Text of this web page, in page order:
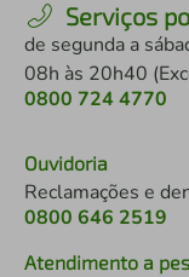
Serviços
de segunda a
08h às 20h40
0800 724 4770
Ouvidoria
Reclamações e
0800 646 2519
Atendimento a